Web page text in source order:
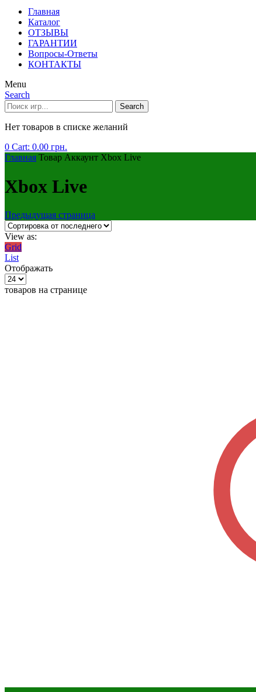
Главная
Каталог
ОТЗЫВЫ
ГАРАНТИИ
Вопросы-Ответы
КОНТАКТЫ
Menu
Search
Search
Нет товаров в списке желаний
0 Cart: 0.00 грн.
Главная Товар Аккаунт Xbox Live
Xbox Live
Предыдущая страница
View as:
Grid
List
Отображать
товаров на странице